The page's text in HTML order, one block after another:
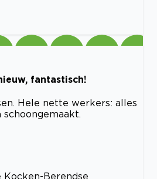
fantastisch!
Hele nette werkers: alles
Kocken-Berendse